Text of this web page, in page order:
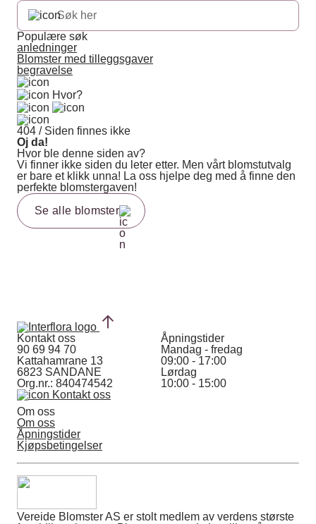
Populære søk
anledninger
Blomster med tilleggsgaver
begravelse
Hvor?
404 / Siden finnes ikke
Oj da!
Hvor ble denne siden av?
Vi finner ikke siden du leter etter. Men vårt blomstutvalg
er bare et klikk unna! La oss hjelpe deg med å finne den
perfekte blomstergaven!
Se alle blomster
Kontakt oss
90 69 94 70
Kattahamrane 13
6823 SANDANE
Org.nr.: 840474542
Kontakt oss
Åpningstider
Mandag - fredag
09:00 - 17:00
Lørdag
10:00 - 15:00
Om oss
Om oss
Åpningstider
Kjøpsbetingelser
Vereide Blomster AS er stolt medlem av verdens største